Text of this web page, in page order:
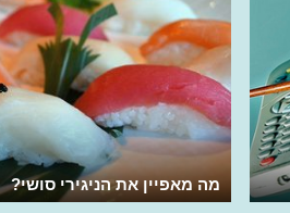
מה מאפיין את הניגירי סושי?